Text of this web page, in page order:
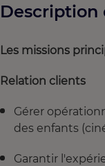
Description
Les missions
Relation clients
Gérer
des enfants
Garantir